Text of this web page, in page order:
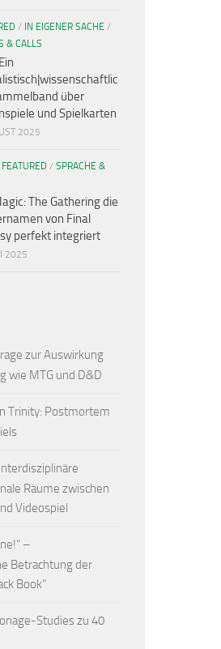
/ IN EIGENER SACHE /
& CALLS
über
und Spielkarten
2025
FEATURED / SPRACHE &
The Gathering die
von Final
perfekt integriert
2025
zur Auswirkung
wie MTG und D&D
Trinity: Postmortem
Räume zwischen
Videospiel
–
Betrachtung der
Book“
Studies zu 40